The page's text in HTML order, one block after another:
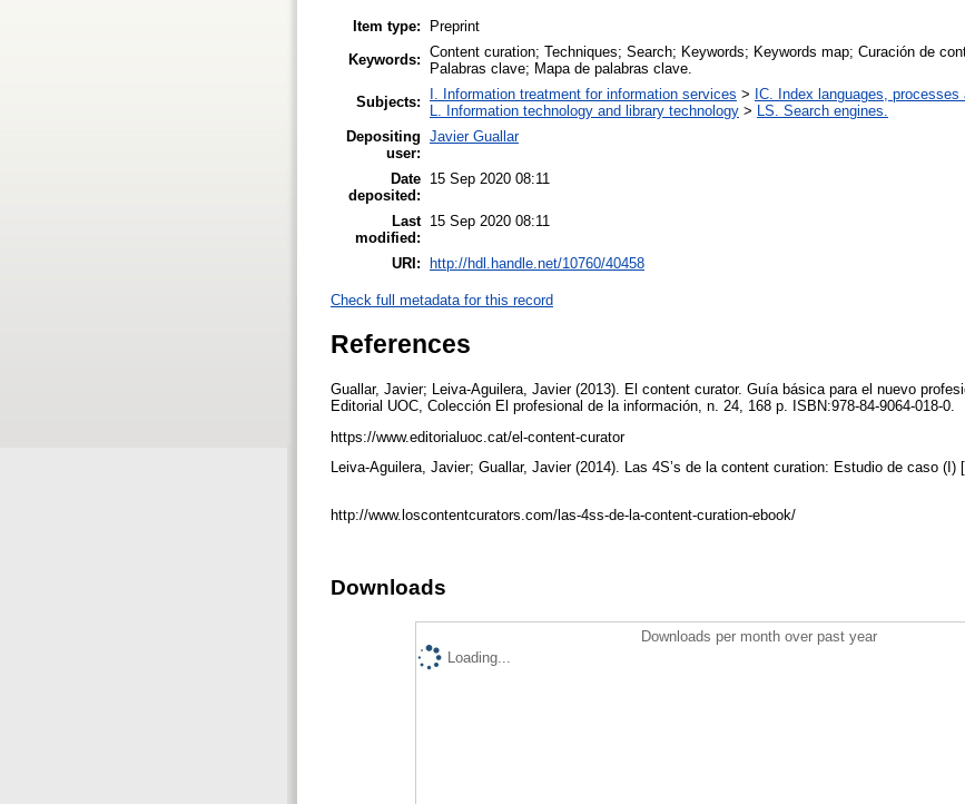
Item type:
Preprint
Keywords: Content curation; Techniques; Search; Keywords; Keywords map; Curación de
Palabras clave; Mapa de palabras clave.
Subjects:
I. Information treatment for information services > IC. Index languages, processes
L. Information technology and library technology >
LS. Search engines.
Depositing
user:
Javier Guallar
Date
deposited:
15 Sep 2020 08:11
Last
modified:
15 Sep 2020 08:11
URI: http://hdl.handle.net/10760/40458
Check full metadata for this record
References
Guallar, Javier; Leiva-Aguilera, Javier (2013). El content curator. Guía básica para el nuevo
Editorial UOC, Colección El profesional de la información, n. 24, 168 p. ISBN:978-84-9064-018-0.
https://www.editorialuoc.cat/el-content-curator
Leiva-Aguilera, Javier; Guallar, Javier (2014). Las 4S’s de la content curation: Estudio de caso (I)
http://www.loscontentcurators.com/las-4ss-de-la-content-curation-ebook/
Downloads
Downloads per month over past year
Loading...